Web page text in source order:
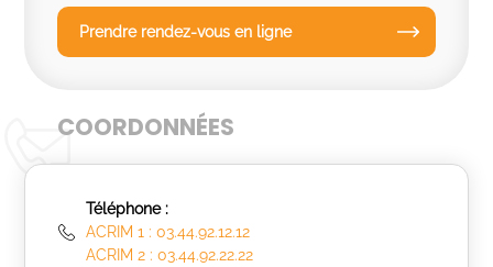
Prendre rendez-vous en ligne
COORDONNÉES
Téléphone :
ACRIM 1 : 03.44.92.12.12
ACRIM 2 : 03.44.92.22.22